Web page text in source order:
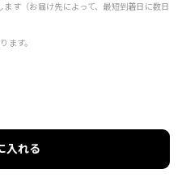
す（お届け先によって、最短到着日に数日
ます。
入れる